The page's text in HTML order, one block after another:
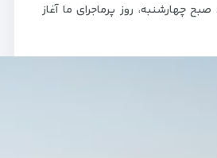
چهارشنبه، روز پرماجرای ما آغاز